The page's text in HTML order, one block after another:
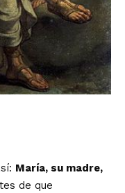
María, su madre,
de que